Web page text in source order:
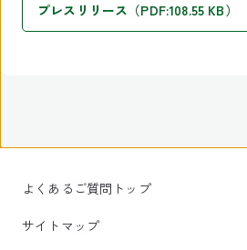
プレスリリース（PDF:108.55 KB）
よくあるご質問トップ
サイトマップ